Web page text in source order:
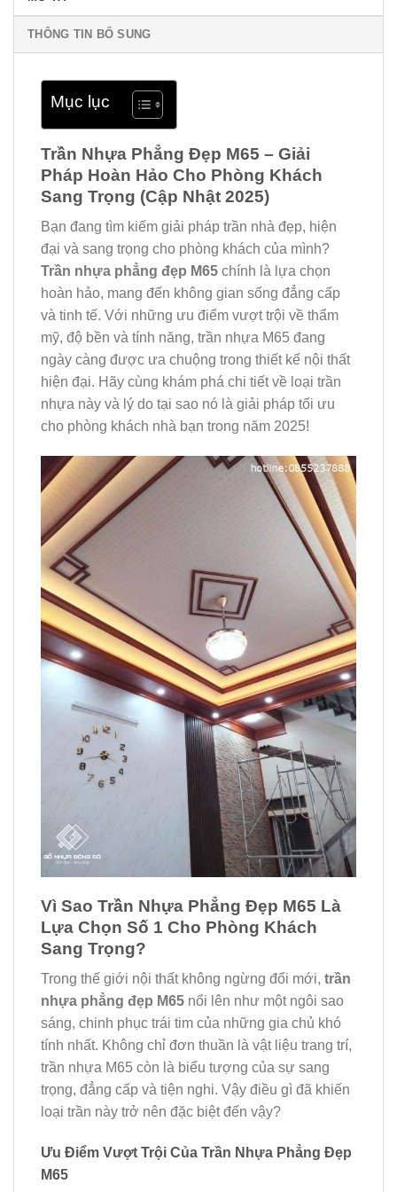
THÔNG TIN BỔ SUNG
Mục lục
Trần Nhựa Phẳng Đẹp M65 – Giải
Pháp Hoàn Hảo Cho Phòng Khách
Sang Trọng (Cập Nhật 2025)
Bạn đang tìm kiếm giải pháp trần nhà đẹp, hiện
đại và sang trọng cho phòng khách của mình?
Trần nhựa phẳng đẹp M65 chính là lựa chọn
hoàn hảo, mang đến không gian sống đẳng cấp
và tinh tế. Với những ưu điểm vượt trội về thẩm
mỹ, độ bền và tính năng, trần nhựa M65 đang
ngày càng được ưa chuộng trong thiết kế nội thất
hiện đại. Hãy cùng khám phá chi tiết về loại trần
nhựa này và lý do tại sao nó là giải pháp tối ưu
cho phòng khách nhà bạn trong năm 2025!
Vì Sao Trần Nhựa Phẳng Đẹp M65 Là
Lựa Chọn Số 1 Cho Phòng Khách
Sang Trọng?
Trong thế giới nội thất không ngừng đổi mới, trần
nhựa phẳng đẹp M65 nổi lên như một ngôi sao
sáng, chinh phục trái tim của những gia chủ khó
tính nhất. Không chỉ đơn thuần là vật liệu trang trí,
trần nhựa M65 còn là biểu tượng của sự sang
trọng, đẳng cấp và tiện nghi. Vậy điều gì đã khiến
loại trần này trở nên đặc biệt đến vậy?
Ưu Điểm Vượt Trội Của Trần Nhựa Phẳng Đẹp
M65